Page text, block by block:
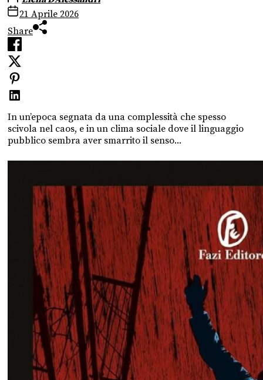
21 Aprile 2026
Share
In un’epoca segnata da una complessità che spesso
scivola nel caos, e in un clima sociale dove il linguaggio
pubblico sembra aver smarrito il senso...